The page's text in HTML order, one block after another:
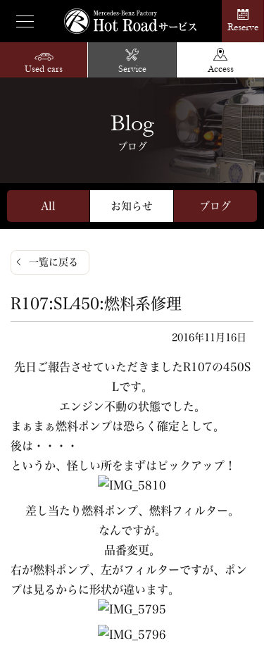
Reserve
Used cars Service Access
Blog
ブログ
All お知らせ ブログ
一覧に戻る
R107:SL450:燃料系修理
2016年11月16日
先日ご報告させていただきましたR107の450S
Lです。
エンジン不動の状態でした。
まぁまぁ燃料ポンプは恐らく確定として。
後は・・・・
というか、怪しい所をまずはピックアップ！
差し当たり燃料ポンプ、燃料フィルター。
なんですが。
品番変更。
右が燃料ポンプ、左がフィルターですが、ポン
プは見るからに形状が違います。